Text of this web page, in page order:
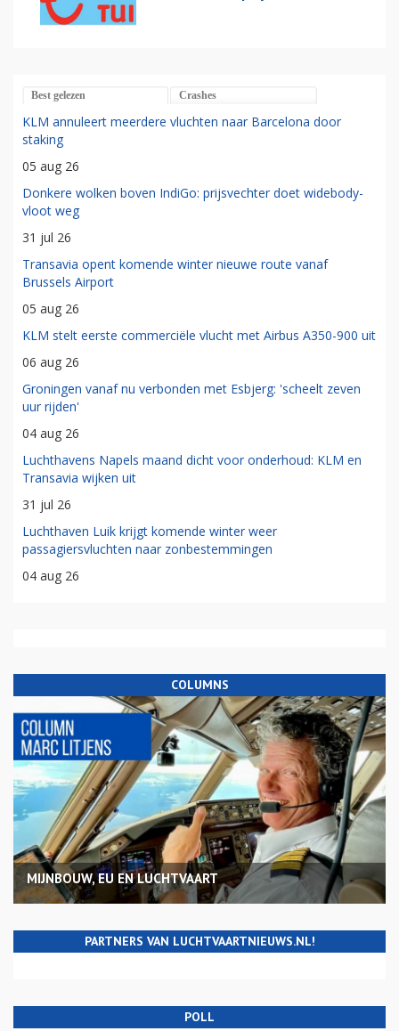
Best gelezen Crashes
KLM annuleert meerdere vluchten naar Barcelona door
staking
05 aug 26
Donkere wolken boven IndiGo: prijsvechter doet widebody-
vloot weg
31 jul 26
Transavia opent komende winter nieuwe route vanaf
Brussels Airport
05 aug 26
KLM stelt eerste commerciële vlucht met Airbus A350-900 uit
06 aug 26
Groningen vanaf nu verbonden met Esbjerg: 'scheelt zeven
uur rijden'
04 aug 26
Luchthavens Napels maand dicht voor onderhoud: KLM en
Transavia wijken uit
31 jul 26
Luchthaven Luik krijgt komende winter weer
passagiersvluchten naar zonbestemmingen
04 aug 26
COLUMNS
MIJNBOUW, EU EN LUCHTVAART
PARTNERS VAN LUCHTVAARTNIEUWS.NL!
POLL